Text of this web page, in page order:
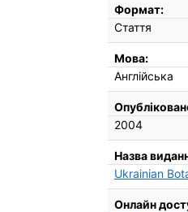
Формат:
Стаття
Мова:
Англійська
2004
Назва
Ukrainian
Онлайн